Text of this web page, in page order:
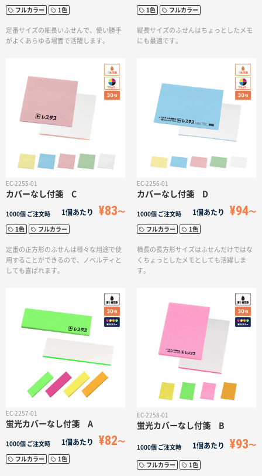
フルカラー 1色
定番サイズの細長いふせんで、使い勝手
がよくあらゆる場面で活躍します。
1色 フルカラー
縦長サイズのふせんはちょっとしたメモ
にも最適です。
EC-2255-01
カバーなし付箋 C
1000個 ご注文時 1個あたり ¥83
1色 フルカラー
定番の正方形のふせんは様々な用途で使
用することができるので、ノベルティと
しても喜ばれます。
EC-2256-01
カバーなし付箋 D
1000個 ご注文時 1個あたり ¥94
フルカラー 1色
横長の長方形サイズはふせんだけではな
くちょっとしたメモとしても活躍しま
す。
EC-2257-01
蛍光カバーなし付箋 A
1000個 ご注文時 1個あたり ¥82
フルカラー 1色
EC-2258-01
蛍光カバーなし付箋 B
1000個 ご注文時 1個あたり ¥93
フルカラー 1色